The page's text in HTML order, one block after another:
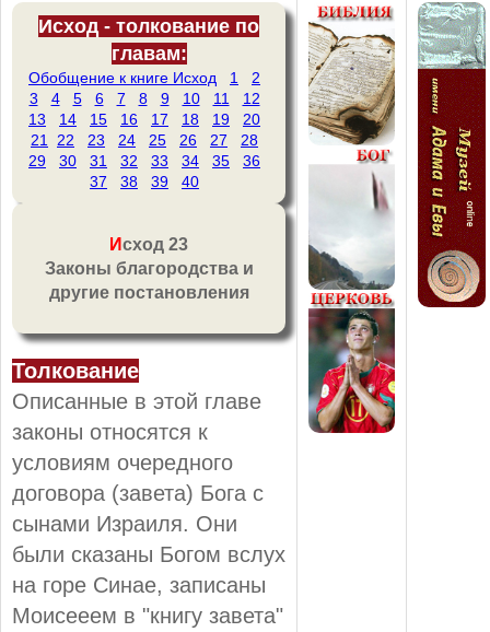
Исход - толкование по
главам:
Обобщение к книге Исход 1
2
3
4 5 6 7 8 9 10 11
12
13
14 15 16 17 18 19
20
21
22 23 24 25 26 27
28
29
30 31 32 33 34 35
36
37
38 39 40
Исход 23
Законы благородства и
другие постановления
Толкование
Описанные в этой главе
законы относятся к
условиям очередного
договора (завета) Бога с
сынами Израиля. Они
были сказаны Богом вслух
на горе Синае, записаны
Моисееем в "книгу завета"